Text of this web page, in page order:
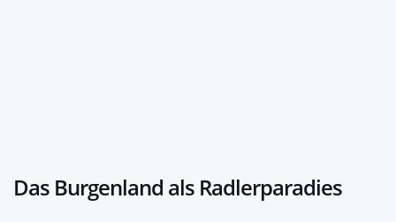
Das Burgenland als Radlerparadies